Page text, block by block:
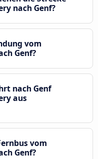
nach Genf?
vom
Genf?
nach Genf
aus
vom
Genf?